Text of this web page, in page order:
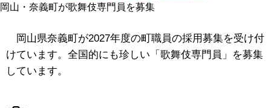
岡山・奈義町が歌舞伎専門員を募集
岡山県奈義町が2027年度の町職員の採用募集を受け付
けています。全国的にも珍しい「歌舞伎専門員」を募集
しています。